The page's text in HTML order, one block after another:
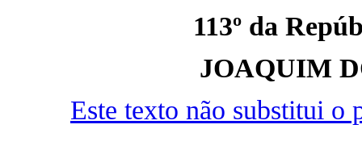
113º da
JOAQUIM
Este texto não substitui o